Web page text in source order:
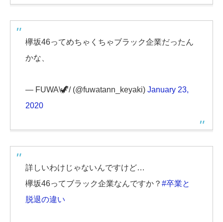
欅坂46ってめちゃくちゃブラック企業だったん
かな、
— FUWA\🦖/ (@fuwatann_keyaki) January 23,
2020
詳しいわけじゃないんですけど…
欅坂46ってブラック企業なんですか？ #卒業と
脱退の違い